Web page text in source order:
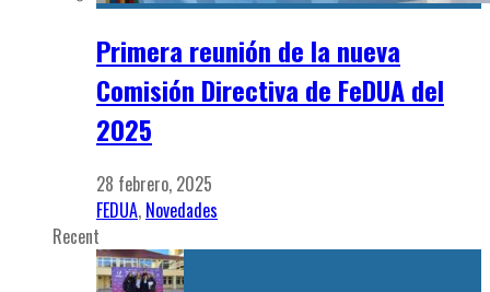
Primera reunión de la nueva
Comisión Directiva de FeDUA del
2025
28 febrero, 2025
FEDUA, Novedades
Recent